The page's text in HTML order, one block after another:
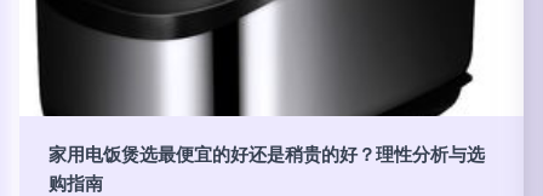
家用电饭煲选最便宜的好还是稍贵的好？理性分析与选
购指南